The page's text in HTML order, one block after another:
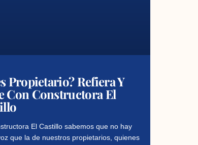
Propietario? Refiera Y
Con Constructora El
El Castillo sabemos que no hay
que la de nuestros propietarios, quienes